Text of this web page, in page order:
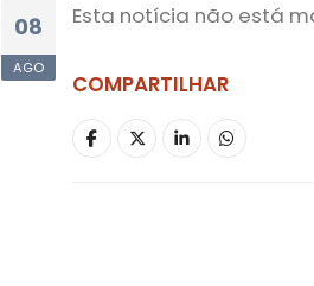
08
AGO
Esta notícia não está
COMPARTILHAR